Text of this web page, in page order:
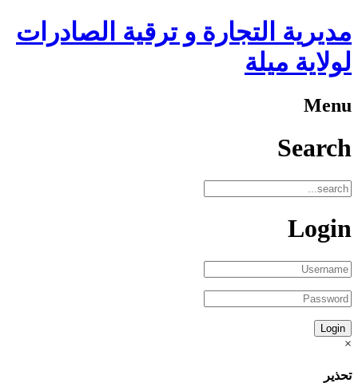
مديرية التجارة و ترقية الصادرات
لولاية ميلة
Menu
Search
Login
×
تحذير